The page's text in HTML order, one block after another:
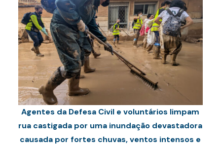
Agentes da Defesa Civil e voluntários limpam
rua castigada por uma inundação devastadora
causada por fortes chuvas, ventos intensos e